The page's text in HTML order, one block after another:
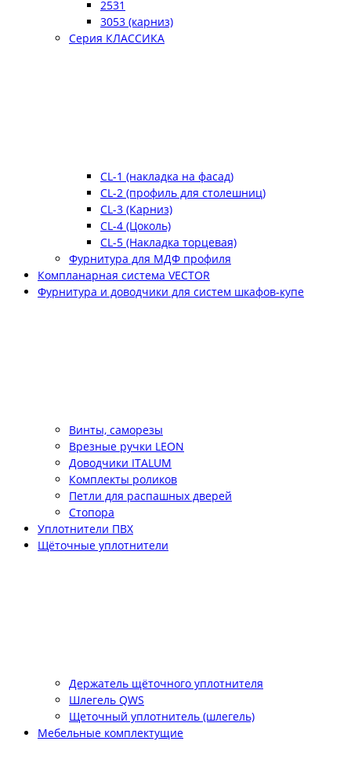
2531
3053 (карниз)
Серия КЛАССИКА
CL-1 (накладка на фасад)
CL-2 (профиль для столешниц)
CL-3 (Карниз)
CL-4 (Цоколь)
CL-5 (Накладка торцевая)
Фурнитура для МДФ профиля
Компланарная система VECTOR
Фурнитура и доводчики для систем шкафов-купе
Винты, саморезы
Врезные ручки LEON
Доводчики ITALUM
Комплекты роликов
Петли для распашных дверей
Стопора
Уплотнители ПВХ
Щёточные уплотнители
Держатель щёточного уплотнителя
Шлегель QWS
Щеточный уплотнитель (шлегель)
Мебельные комплектущие